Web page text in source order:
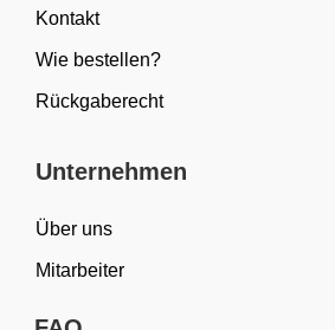
Kontakt
Wie bestellen?
Rückgaberecht
Unternehmen
Über uns
Mitarbeiter